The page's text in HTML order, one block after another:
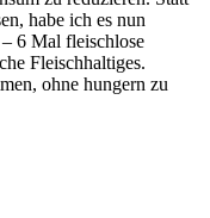
habe ich es nun
6 Mal fleischlose
Fleischhaltiges.
ohne hungern zu